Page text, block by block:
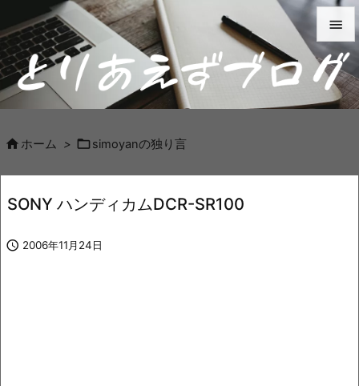


メニュ

 ホーム > simoyanの独り言
SONY ハンディカムDCR-SR100
 2006年11月24日